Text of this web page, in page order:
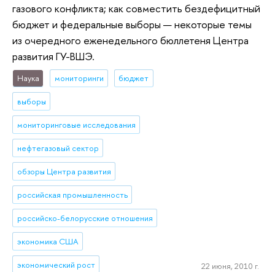
газового конфликта; как совместить бездефицитный
бюджет и федеральные выборы — некоторые темы
из очередного еженедельного бюллетеня Центра
развития ГУ-ВШЭ.
Наука мониторинги бюджет
выборы
мониторинговые исследования
нефтегазовый сектор
обзоры Центра развития
российская промышленность
российско-белорусские отношения
экономика США
экономический рост 22 июня, 2010 г.